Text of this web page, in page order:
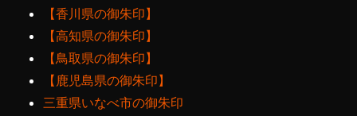
【香川県の御朱印】
【高知県の御朱印】
【鳥取県の御朱印】
【鹿児島県の御朱印】
三重県いなべ市の御朱印